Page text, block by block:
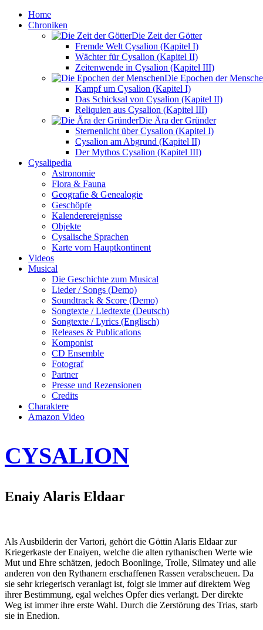
Home
Chroniken
Die Zeit der Götter
Fremde Welt Cysalion (Kapitel I)
Wächter für Cysalion (Kapitel II)
Zeitenwende in Cysalion (Kapitel III)
Die Epochen der
Kampf um Cysalion (Kapitel I)
Das Schicksal von Cysalion (Kapitel II)
Reliquien aus Cysalion (Kapitel III)
Die Ära der Gründer
Sternenlicht über Cysalion (Kapitel I)
Cysalion am Abgrund (Kapitel II)
Der Mythos Cysalion (Kapitel III)
Cysalipedia
Astronomie
Flora & Fauna
Geografie & Genealogie
Geschöpfe
Kalenderereignisse
Objekte
Cysalische Sprachen
Karte vom Hauptkontinent
Videos
Musical
Die Geschichte zum Musical
Lieder / Songs (Demo)
Soundtrack & Score (Demo)
Songtexte / Liedtexte (Deutsch)
Songtexte / Lyrics (Englisch)
Releases & Publications
Komponist
CD Ensemble
Fotograf
Partner
Presse und Rezensionen
Credits
Charaktere
Amazon Video
CYSALION
Enaiy Alaris Eldaar
Als Ausbilderin der Vartori, gehört die Göttin Alaris Eldaar zur
Kriegerkaste der Enaiyen, welche die alten rythanischen Werte wie
Mut und Ehre schätzen, jedoch Boonlinge, Trolle, Silmatey und alle
anderen von den Rythanern erschaffenen Rassen verabscheuen. Da
sie sehr kriegerisch veranlagt ist, folgt sie immer auf direktem Weg
ihrer Bestimmung, egal welches Opfer dies verlangt. Der direkte
Weg ist immer ihre erste Wahl. Durch die Zerstörung des Trias, starb
sie in Enedion.